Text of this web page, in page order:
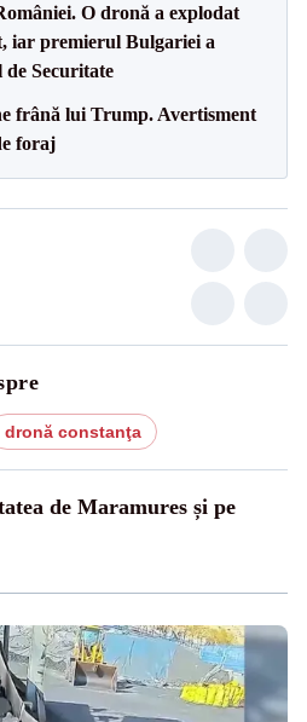
O dronă a explodat
iar premierul Bulgariei a
Securitate
frână lui Trump. Avertisment
foraj
dronă constanţa
de Maramures și pe